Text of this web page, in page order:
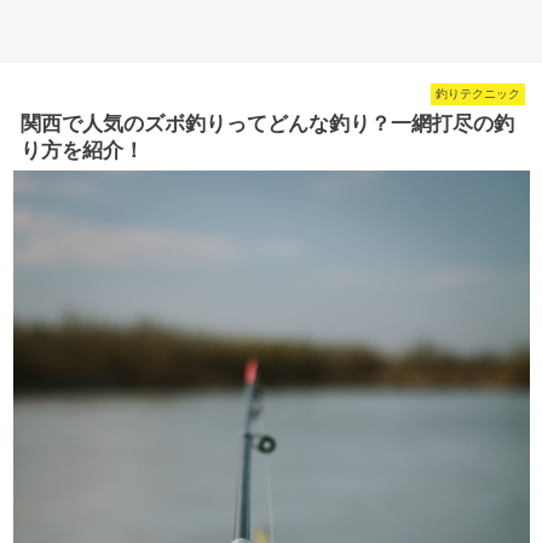
釣りテクニック
関西で人気のズボ釣りってどんな釣り？一網打尽の釣
り方を紹介！